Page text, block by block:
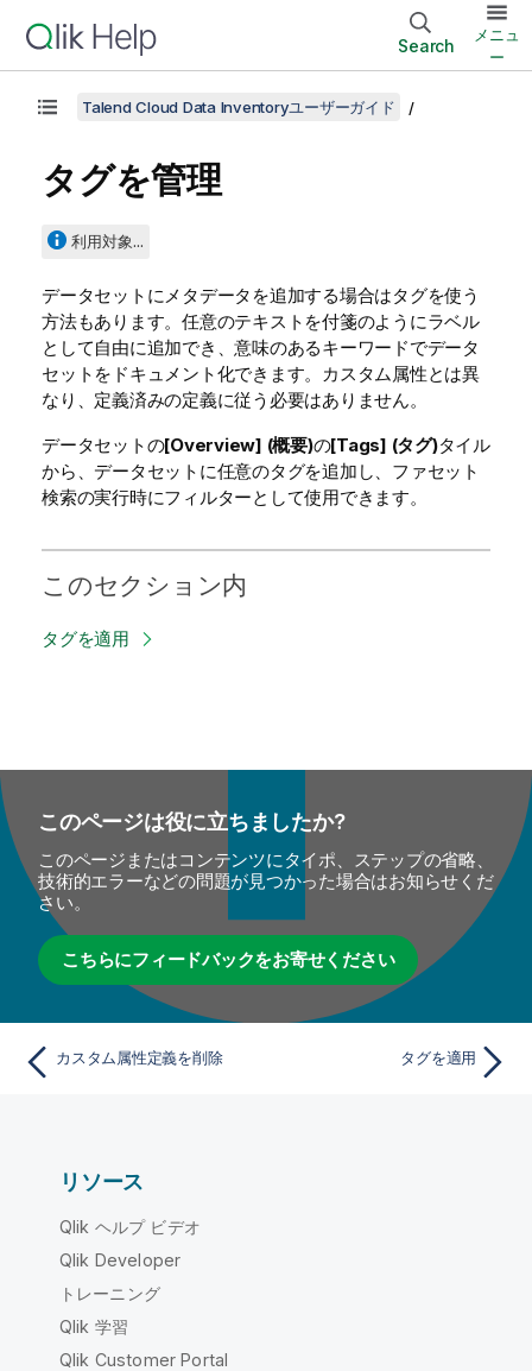
Search
メニュ
ー
Talend Cloud Data Inventoryユーザーガイド
タグを管理
利用対象...
データセットにメタデータを追加する場合はタグを使う
方法もあります。任意のテキストを付箋のようにラベル
として自由に追加でき、意味のあるキーワードでデータ
セットをドキュメント化できます。カスタム属性とは異
なり、定義済みの定義に従う必要はありません。
データセットの[Overview] (概要)の[Tags] (タグ)タイル
から、データセットに任意のタグを追加し、ファセット
検索の実行時にフィルターとして使用できます。
このセクション内
タグを適用
このページは役に立ちましたか?
このページまたはコンテンツにタイポ、ステップの省略、
技術的エラーなどの問題が見つかった場合はお知らせくだ
さい。
こちらにフィードバックをお寄せください
カスタム属性定義を削除 タグを適用
リソース
Qlik ヘルプ ビデオ
Qlik Developer
トレーニング
Qlik 学習
Qlik Customer Portal